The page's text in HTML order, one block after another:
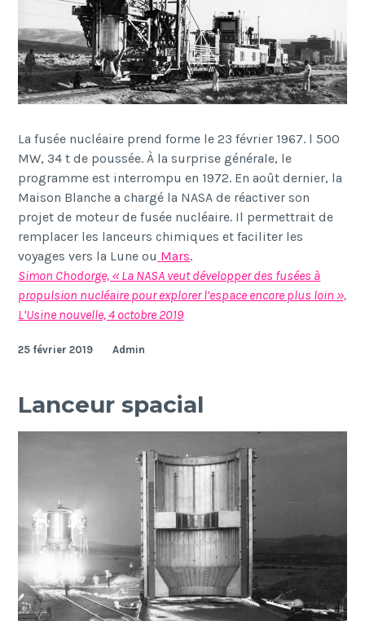
La fusée nucléaire prend forme le 23 février 1967. l 500
MW, 34 t de poussée. À la surprise générale, le
programme est interrompu en 1972. En août dernier, la
Maison Blanche a chargé la NASA de réactiver son
projet de moteur de fusée nucléaire. Il permettrait de
remplacer les lanceurs chimiques et faciliter les
voyages vers la Lune ou Mars.
Simon Chodorge, « La NASA veut développer des fusées à
propulsion nucléaire pour explorer l’espace encore plus loin »,
L’Usine nouvelle, 4 octobre 2019
25 février 2019 Admin
Lanceur spacial